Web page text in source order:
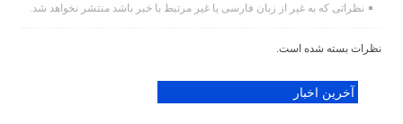
نظراتی که به غیر از زبان فارسی یا غیر مرتبط با خبر باشد منتشر نخواهد شد.
نظرات بسته شده است.
آخرین اخبار